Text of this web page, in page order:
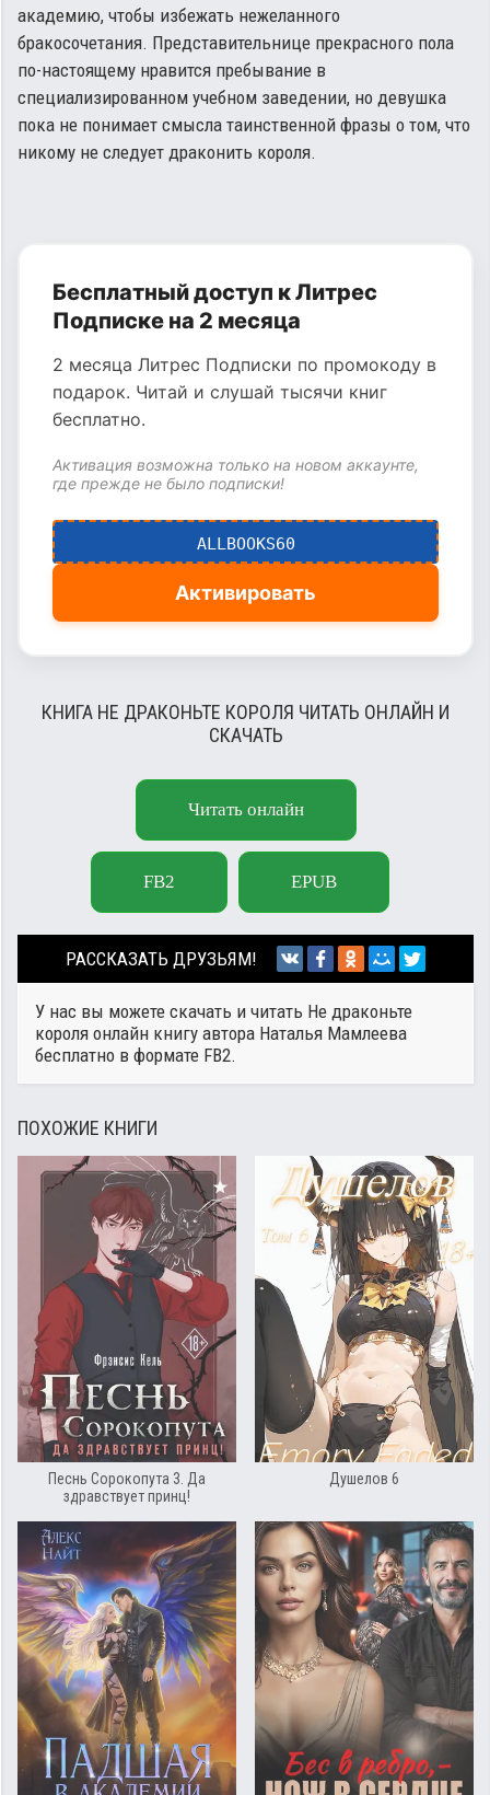
академию, чтобы избежать нежеланного
бракосочетания. Представительнице прекрасного пола
по-настоящему нравится пребывание в
специализированном учебном заведении, но девушка
пока не понимает смысла таинственной фразы о том, что
никому не следует драконить короля.
Бесплатный доступ к Литрес
Подписке на 2 месяца
2 месяца Литрес Подписки по промокоду в
подарок. Читай и слушай тысячи книг
бесплатно.
Активация возможна только на новом аккаунте,
где прежде не было подписки!
ALLBOOKS60
Активировать
КНИГА НЕ ДРАКОНЬТЕ КОРОЛЯ ЧИТАТЬ ОНЛАЙН И
СКАЧАТЬ
Читать онлайн
FB2 EPUB
РАССКАЗАТЬ ДРУЗЬЯМ!
У нас вы можете скачать и читать Не драконьте
короля онлайн книгу автора Наталья Мамлеева
бесплатно в формате FB2.
ПОХОЖИЕ КНИГИ
Песнь Сорокопута 3. Да
здравствует принц!
Душелов 6